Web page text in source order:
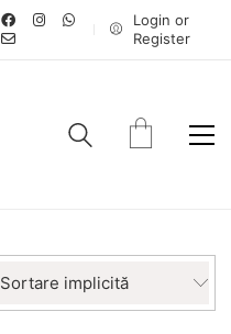
Login or
Register
Sortare implicită